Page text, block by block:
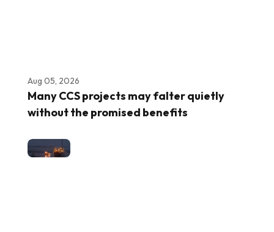
Aug 05, 2026
Many CCS projects may falter quietly
without the promised benefits